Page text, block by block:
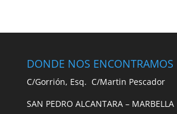
DONDE NOS ENCONTRAMOS
C/Gorrión, Esq. C/Martin Pescador
SAN PEDRO ALCANTARA – MARBELLA